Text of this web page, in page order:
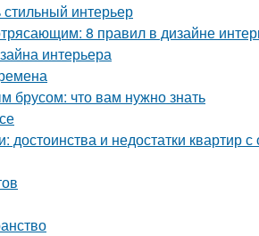
стильный интерьер
8 правил в дизайне
интерьера
что вам нужно знать
и недостатки квартир